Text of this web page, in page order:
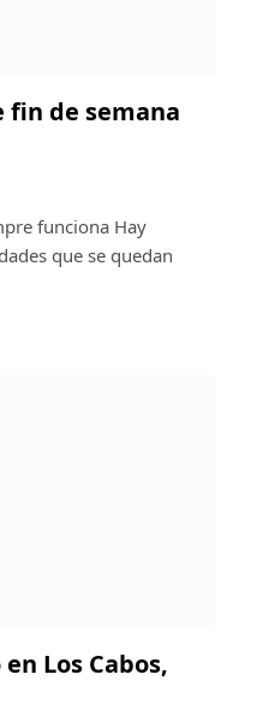
fin de semana
funciona Hay
que se quedan
Los Cabos,